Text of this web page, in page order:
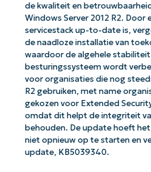
de kwaliteit en
Windows Server 2012 R2.
servicestack up-to-date is,
de naadloze installatie van
waardoor de algehele
besturingssysteem wordt
voor organisaties die nog
R2 gebruiken, met name
gekozen voor Extended
omdat dit helpt de integriteit
behouden. De update hoeft
niet opnieuw op te starten en
update, KB5039340.